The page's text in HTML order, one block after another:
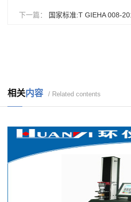
下一篇： 国家标准:T GIEHA 008-2018 空气
相关内容 / Related contents